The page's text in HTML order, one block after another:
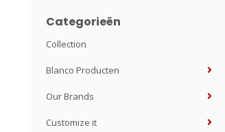
Categorieën
Collection
Blanco Producten
Our Brands
Customize it